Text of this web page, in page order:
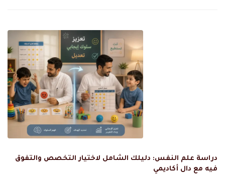
دراسة علم النفس: دليلك الشامل لاختيار التخصص والتفوق
فيه مع دال أكاديمي